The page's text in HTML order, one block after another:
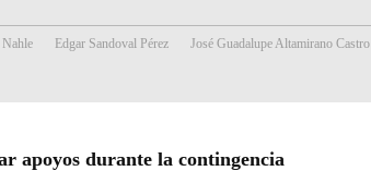
Edgar Sandoval Pérez José Guadalupe Altamirano Castro
apoyos durante la contingencia